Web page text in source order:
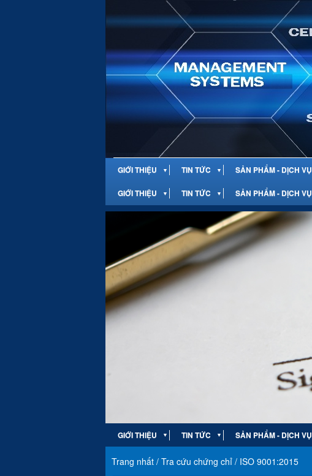
GIỚI THIỆU ▼ TIN TỨC ▼ SẢN PHẨM - DỊCH VỤ
GIỚI THIỆU ▼ TIN TỨC ▼ SẢN PHẨM - DỊCH VỤ
GIỚI THIỆU ▼ TIN TỨC ▼ SẢN PHẨM - DỊCH VỤ
Trang nhất / Tra cứu chứng chỉ / ISO 9001:2015